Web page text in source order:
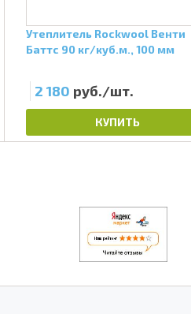
Утеплитель Rockwool Венти
Баттс 90 кг/куб.м., 100 мм
2 180 руб./шт.
КУПИТЬ